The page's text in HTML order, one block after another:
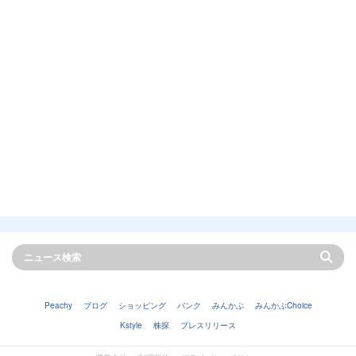
Peachy ブログ ショッピング バンク みんかぶ
みんかぶChoice
Kstyle
株探 プレスリリース